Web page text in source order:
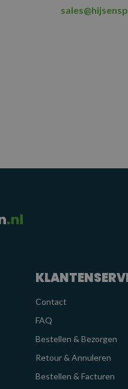
Contact
FAQ
Bestellen & Bezorgen
Retour & Annuleren
Bestellen & Facturen